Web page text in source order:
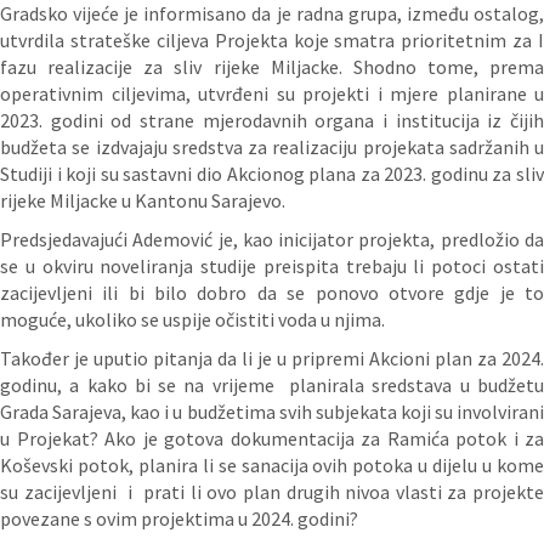
Gradsko vijeće je informisano da je radna grupa, između ostalog,
utvrdila strateške ciljeva Projekta koje smatra prioritetnim za I
fazu realizacije za sliv rijeke Miljacke. Shodno tome, prema
operativnim ciljevima, utvrđeni su projekti i mjere planirane u
2023. godini od strane mjerodavnih organa i institucija iz čijih
budžeta se izdvajaju sredstva za realizaciju projekata sadržanih u
Studiji i koji su sastavni dio Akcionog plana za 2023. godinu za sliv
rijeke Miljacke u Kantonu Sarajevo.
Predsjedavajući Ademović je, kao inicijator projekta, predložio da
se u okviru noveliranja studije preispita trebaju li potoci ostati
zacijevljeni ili bi bilo dobro da se ponovo otvore gdje je to
moguće, ukoliko se uspije očistiti voda u njima.
Također je uputio pitanja da li je u pripremi Akcioni plan za 2024.
godinu, a kako bi se na vrijeme planirala sredstava u budžetu
Grada Sarajeva, kao i u budžetima svih subjekata koji su involvirani
u Projekat? Ako je gotova dokumentacija za Ramića potok i za
Koševski potok, planira li se sanacija ovih potoka u dijelu u kome
su zacijevljeni i prati li ovo plan drugih nivoa vlasti za projekte
povezane s ovim projektima u 2024. godini?